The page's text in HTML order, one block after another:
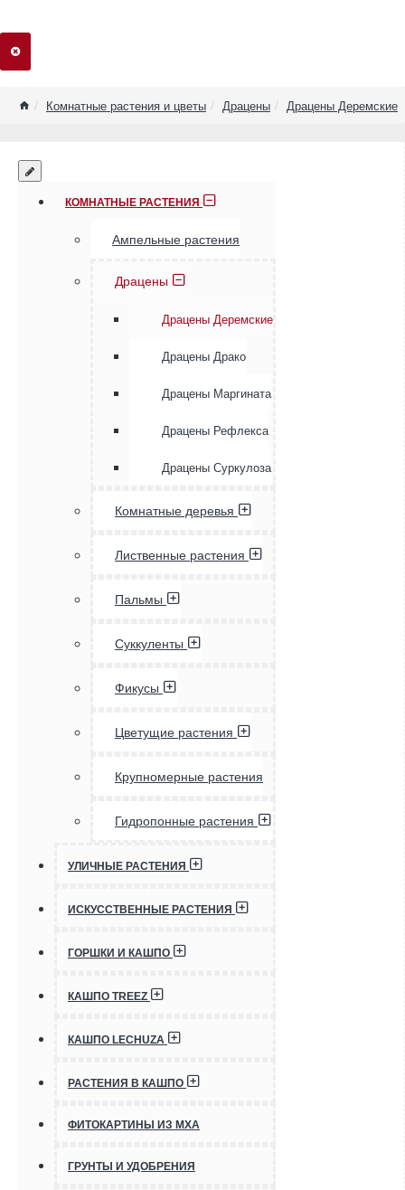
homeКомнатные растения и цветы Драцены Драцены Деремские
КОМНАТНЫЕ РАСТЕНИЯ
Ампельные растения
Драцены
Драцены Деремские
Драцены Драко
Драцены Маргината
Драцены Рефлекса
Драцены Суркулоза
Комнатные деревья
Лиственные растения
Пальмы
Суккуленты
Фикусы
Цветущие растения
Крупномерные растения
Гидропонные растения
УЛИЧНЫЕ РАСТЕНИЯ
ИСКУССТВЕННЫЕ РАСТЕНИЯ
ГОРШКИ И КАШПО
КАШПО TREEZ
КАШПО LECHUZA
РАСТЕНИЯ В КАШПО
ФИТОКАРТИНЫ ИЗ МХА
ГРУНТЫ И УДОБРЕНИЯ